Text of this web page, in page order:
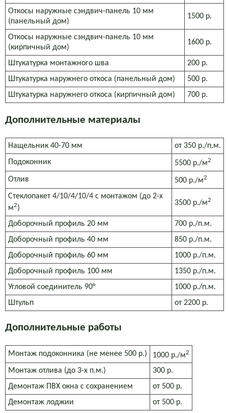
Откосы наружные сэндвич-панель 10 мм
(панельный дом)
1500 р.
Откосы наружные сэндвич-панель 10 мм
(кирпичный дом)
1600 р.
Штукатурка монтажного шва
200 р.
Штукатурка наружнего откоса (панельный дом)
500 р.
Штукатурка наружнего откоса (кирпичный дом)
700 р.
Дополнительные материалы
Нащельник 40-70 мм
от 350 р./п.м.
Подоконник
5500 р./м2
Отлив 500 р./м2
Стеклопакет 4/10/4/10/4 с монтажом (до 2-х
м2)
3500 р./м2
Доборочный профиль 20 мм
700 р./п.м.
Доборочный профиль 40 мм
850 р./п.м.
Доборочный профиль 60 мм
1000 р./п.м.
Доборочный профиль 100 мм
1350 р./п.м.
Угловой соединитель 90°
1000 р./п.м.
Штульп
от 2200 р.
Дополнительные работы
Монтаж подоконника (не менее 500 р.) 1000 р./м2
Монтаж отлива (до 3-х п.м.)
300 р.
Демонтаж ПВХ окна с сохранением
от 500 р.
Демонтаж лоджии
от 500 р.